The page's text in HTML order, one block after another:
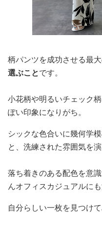
柄パンツを成功させる最大
選ぶことです。
小花柄や明るいチェック
ぽい印象になりがち。
シックな色合いに幾何学
と、洗練された雰囲気を演
落ち着きのある配色を意
んオフィスカジュアルにも
自分らしい一枚を見つけて